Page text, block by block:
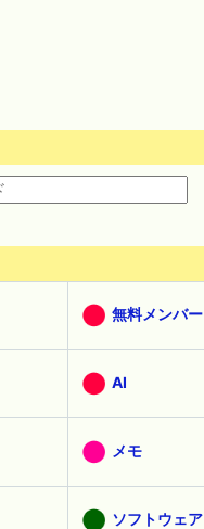
無料メンバー
AI
メモ
ソフトウェア